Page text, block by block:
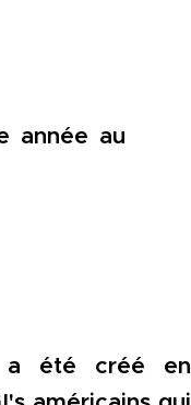
année au
a été créé en